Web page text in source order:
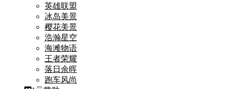
英雄联盟
冰岛美景
樱花美景
浩瀚星空
海滩物语
王者荣耀
落日余晖
跑车风尚